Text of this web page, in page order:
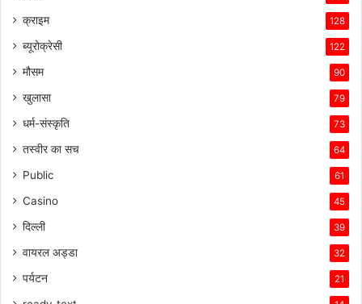
क्राइम 128
ब्यूरोक्रेसी 122
मौसम 90
खुलासा 79
धर्म-संस्कृति 73
तस्वीर का सच 64
Public 61
Casino 45
दिल्ली 39
वायरल अड्डा 32
पर्यटन 21